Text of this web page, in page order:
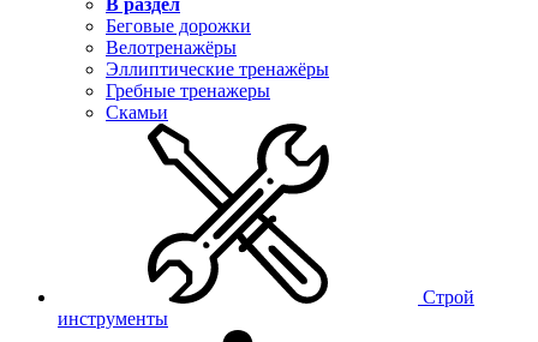
В раздел
Беговые дорожки
Велотренажёры
Эллиптические тренажёры
Гребные тренажеры
Скамьи
Строй
инструменты